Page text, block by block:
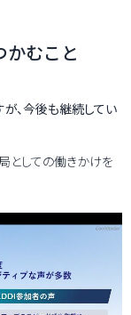
かむこと
、今後も継続してい
としての働きかけを